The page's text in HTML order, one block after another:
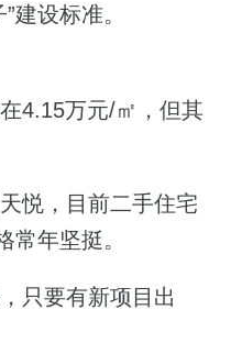
建设标准。
4.15万元/㎡，但其
悦，目前二手住宅
常年坚挺。
只要有新项目出